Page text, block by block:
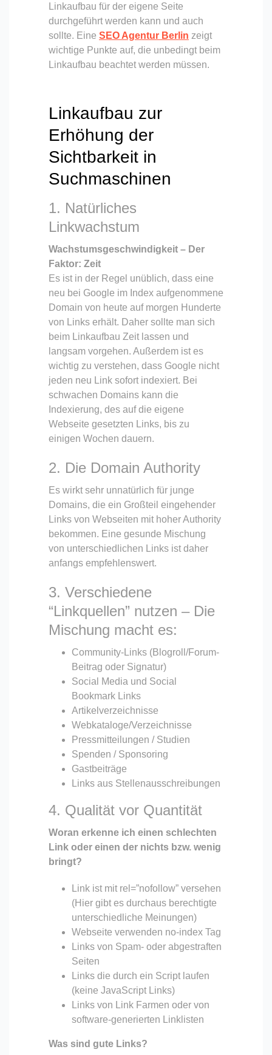
Linkaufbau für der eigene Seite
durchgeführt werden kann und auch
sollte. Eine SEO Agentur Berlin zeigt
wichtige Punkte auf, die unbedingt beim
Linkaufbau beachtet werden müssen.
Linkaufbau zur
Erhöhung der
Sichtbarkeit in
Suchmaschinen
1. Natürliches
Linkwachstum
Wachstumsgeschwindigkeit – Der
Faktor: Zeit
Es ist in der Regel unüblich, dass eine
neu bei Google im Index aufgenommene
Domain von heute auf morgen Hunderte
von Links erhält. Daher sollte man sich
beim Linkaufbau Zeit lassen und
langsam vorgehen. Außerdem ist es
wichtig zu verstehen, dass Google nicht
jeden neu Link sofort indexiert. Bei
schwachen Domains kann die
Indexierung, des auf die eigene
Webseite gesetzten Links, bis zu
einigen Wochen dauern.
2. Die Domain Authority
Es wirkt sehr unnatürlich für junge
Domains, die ein Großteil eingehender
Links von Webseiten mit hoher Authority
bekommen. Eine gesunde Mischung
von unterschiedlichen Links ist daher
anfangs empfehlenswert.
3. Verschiedene
“Linkquellen” nutzen – Die
Mischung macht es:
Community-Links (Blogroll/Forum-
Beitrag oder Signatur)
Social Media und Social
Bookmark Links
Artikelverzeichnisse
Webkataloge/Verzeichnisse
Pressmitteilungen / Studien
Spenden / Sponsoring
Gastbeiträge
Links aus Stellenausschreibungen
4. Qualität vor Quantität
Woran erkenne ich einen schlechten
Link oder einen der nichts bzw. wenig
bringt?
Link ist mit rel=”nofollow” versehen
(Hier gibt es durchaus berechtigte
unterschiedliche Meinungen)
Webseite verwenden no-index Tag
Links von Spam- oder abgestraften
Seiten
Links die durch ein Script laufen
(keine JavaScript Links)
Links von Link Farmen oder von
software-generierten Linklisten
Was sind gute Links?